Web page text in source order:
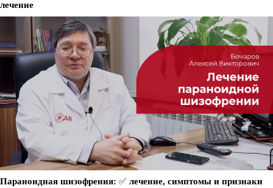
лечение
Параноидная шизофрения: ✅ лечение, симптомы и признаки